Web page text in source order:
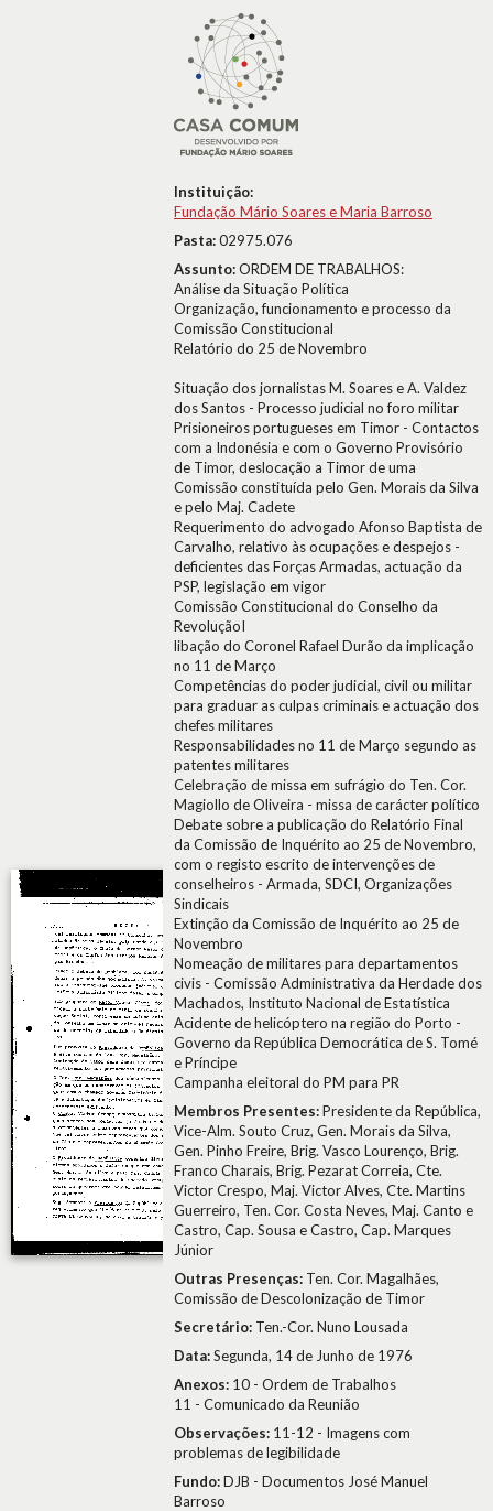
Instituição:
Fundação Mário Soares e Maria Barroso
Pasta:02975.076
Assunto:ORDEM DE TRABALHOS:
Análise da Situação Política
Organização, funcionamento e processo da
Comissão Constitucional
Relatório do 25 de Novembro
Situação dos jornalistas M. Soares e A. Valdez
dos Santos - Processo judicial no foro militar
Prisioneiros portugueses em Timor - Contactos
com a Indonésia e com o Governo Provisório
de Timor, deslocação a Timor de uma
Comissão constituída pelo Gen. Morais da Silva
e pelo Maj. Cadete
Requerimento do advogado Afonso Baptista de
Carvalho, relativo às ocupações e despejos -
deficientes das Forças Armadas, actuação da
PSP, legislação em vigor
Comissão Constitucional do Conselho da
RevoluçãoI
libação do Coronel Rafael Durão da implicação
no 11 de Março
Competências do poder judicial, civil ou militar
para graduar as culpas criminais e actuação dos
chefes militares
Responsabilidades no 11 de Março segundo as
patentes militares
Celebração de missa em sufrágio do Ten. Cor.
Magiollo de Oliveira - missa de carácter político
Debate sobre a publicação do Relatório Final
da Comissão de Inquérito ao 25 de Novembro,
com o registo escrito de intervenções de
conselheiros - Armada, SDCI, Organizações
Sindicais
Extinção da Comissão de Inquérito ao 25 de
Novembro
Nomeação de militares para departamentos
civis - Comissão Administrativa da Herdade dos
Machados, Instituto Nacional de Estatística
Acidente de helicóptero na região do Porto -
Governo da República Democrática de S. Tomé
e Príncipe
Campanha eleitoral do PM para PR
Membros Presentes:Presidente da República,
Vice-Alm. Souto Cruz, Gen. Morais da Silva,
Gen. Pinho Freire, Brig. Vasco Lourenço, Brig.
Franco Charais, Brig. Pezarat Correia, Cte.
Victor Crespo, Maj. Victor Alves, Cte. Martins
Guerreiro, Ten. Cor. Costa Neves, Maj. Canto e
Castro, Cap. Sousa e Castro, Cap. Marques
Júnior
Outras Presenças: Ten. Cor. Magalhães,
Comissão de Descolonização de Timor
Secretário: Ten.-Cor. Nuno Lousada
Data:Segunda, 14 de Junho de 1976
Anexos: 10 - Ordem de Trabalhos
11 - Comunicado da Reunião
Observações: 11-12 - Imagens com
problemas de legibilidade
Fundo:DJB - Documentos José Manuel
Barroso